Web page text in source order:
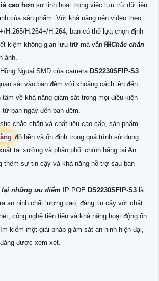
cao hơn sự linh hoạt trong việc lưu trữ dữ liệu
của sản phẩm. Với khả năng nén video theo
H.265/H.264+/H.264, bạn có thể lựa chọn định
kiệm không gian lưu trữ mà vẫn 🎛Chắc chắn
ảnh.
Ngoại SMD của camera DS2230SFIP-S3
sát vào ban đêm với khoảng cách lên đến
về khả năng giám sát trong mọi điều kiện
ban ngày đến ban đêm.
chắc chắn và chất liệu cao cấp, sản phẩm
độ bền và ổn định trong quá trình sử dụng.
tại xưởng và phân phối chính hãng tại An
thêm sự tin cậy và khả năng hỗ trợ sau bán
lại những ưu điểm IP POE DS2230SFIP-S3 là
an ninh chất lượng cao, đáng tin cậy với chất
công nghệ tiên tiến và khả năng hoạt động ổn
kiếm một giải pháp giám sát an ninh hiện đại,
được xem xét.